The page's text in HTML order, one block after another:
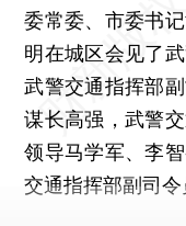
委常委、市委书
明在城区会见了
武警交通指挥部
谋长高强，武警
领导马学军、李
交通指挥部副司令